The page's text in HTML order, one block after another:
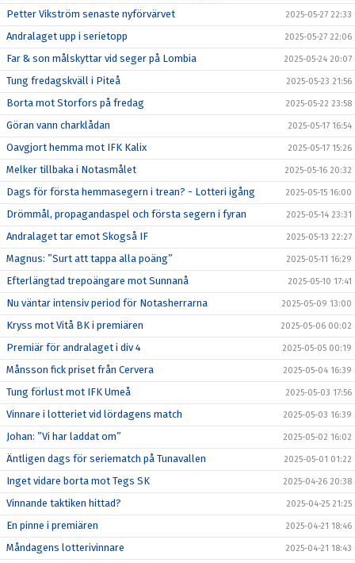
Petter Vikström senaste nyförvärvet 2025-05-27 22:33
Andralaget upp i serietopp 2025-05-27 22:06
Far & son målskyttar vid seger på Lombia 2025-05-24 20:07
Tung fredagskväll i Piteå 2025-05-23 21:56
Borta mot Storfors på fredag 2025-05-22 23:58
Göran vann charklådan 2025-05-17 16:54
Oavgjort hemma mot IFK Kalix 2025-05-17 15:26
Melker tillbaka i Notasmålet 2025-05-16 20:32
Dags för första hemmasegern i trean? - Lotteri igång 2025-05-15 16:00
Drömmål, propagandaspel och första segern i fyran 2025-05-14 23:31
Andralaget tar emot Skogså IF 2025-05-13 22:27
Magnus: ”Surt att tappa alla poäng” 2025-05-11 16:29
Efterlängtad trepoängare mot Sunnanå 2025-05-10 17:41
Nu väntar intensiv period för Notasherrarna 2025-05-09 13:00
Kryss mot Vitå BK i premiären 2025-05-06 00:02
Premiär för andralaget i div 4 2025-05-05 00:19
Månsson fick priset från Cervera 2025-05-04 16:39
Tung förlust mot IFK Umeå 2025-05-03 17:56
Vinnare i lotteriet vid lördagens match 2025-05-03 16:39
Johan: ”Vi har laddat om” 2025-05-02 16:02
Äntligen dags för seriematch på Tunavallen 2025-05-01 01:22
Inget vidare borta mot Tegs SK 2025-04-26 20:38
Vinnande taktiken hittad? 2025-04-25 21:25
En pinne i premiären 2025-04-21 18:46
Måndagens lotterivinnare 2025-04-21 18:43